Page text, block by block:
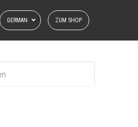
GERMAN ZUM SHOP